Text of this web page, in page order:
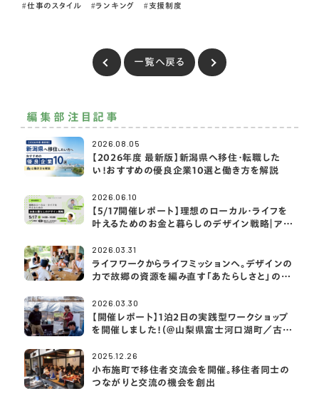
仕事のスタイル ランキング 支援制度
一覧へ戻る
編集部注目記事
2026.08.05
【2026年度 最新版】新潟県へ移住・転職した
い！おすすめの優良企業10選と働き方を解説
2026.06.10
【5/17開催レポート】理想のローカル・ライフを
叶えるためのお金と暮らしのデザイン戦略｜アク
2026.03.31
ライフワークからライフミッションへ。デザインの
力で故郷の資源を編み直す「あたらしさと」の挑
2026.03.30
【開催レポート】1泊2日の実践型ワークショップ
を開催しました！（＠山梨県富士河口湖町／古民
2025.12.26
小布施町で移住者交流会を開催。移住者同士の
つながりと交流の機会を創出